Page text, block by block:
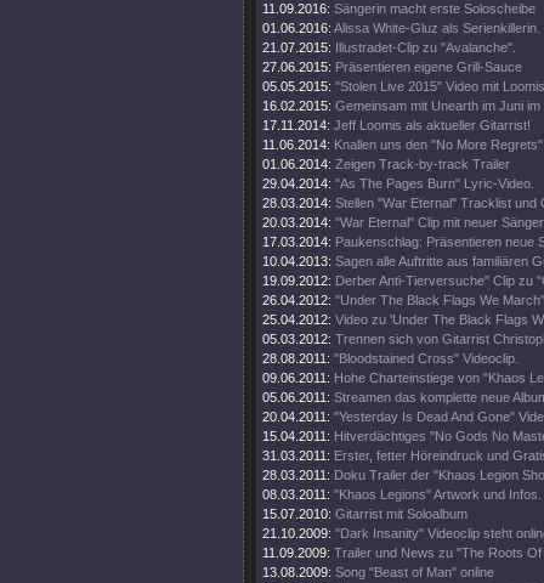
11.09.2016: Sängerin macht erste Soloscheibe
01.06.2016: Alissa White-Gluz als Serienkillerin.
21.07.2015: Illustradet-Clip zu "Avalanche".
27.06.2015: Präsentieren eigene Grill-Sauce
05.05.2015: "Stolen Live 2015" Video mit
16.02.2015: Gemeinsam mit Unearth im Juni im
17.11.2014: Jeff Loomis als aktueller Gitarrist!
11.06.2014: Knallen uns den "No More
01.06.2014: Zeigen Track-by-track Trailer
29.04.2014: "As The Pages Burn" Lyric-Video.
28.03.2014: Stellen "War Eternal" Tracklist und
20.03.2014: "War Eternal" Clip mit neuer
17.03.2014: Paukenschlag: Präsentieren neue
10.04.2013: Sagen alle Auftritte aus familiären
19.09.2012: Derber Anti-Tierversuche" Clip zu
26.04.2012: "Under The Black Flags We
25.04.2012: Video zu 'Under The Black Flags
05.03.2012: Trennen sich von Gitarrist
28.08.2011: "Bloodstained Cross" Videoclip.
09.06.2011: Hohe Charteinstiege von "Khaos
05.06.2011: Streamen das komplette neue
20.04.2011: "Yesterday Is Dead And Gone"
15.04.2011: Hitverdächtiges "No Gods No
31.03.2011: Erster, fetter Höreindruck und
28.03.2011: Doku Trailer der "Khaos Legion
08.03.2011: "Khaos Legions" Artwork und Infos.
15.07.2010: Gitarrist mit Soloalbum
21.10.2009: "Dark Insanity" Videoclip steht
11.09.2009: Trailer und News zu "The Roots Of
13.08.2009: Song "Beast of Man" online